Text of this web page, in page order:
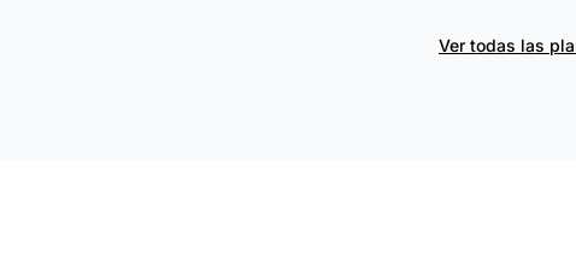
Ver todas las